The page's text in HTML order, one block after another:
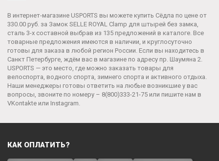
В интернет-магазине USPORTS вы можете купить Сёдла по цене от
330.00 руб. за Замок SELLE ROYAL Clamp для штырей без замка,
сталь 3-х составной выбрав из 135 предложений в каталоге. Все
товарные предложения имеются в наличии, и круглосуточно
готовы для заказа в любой регион России. Если вы находитесь в
Санкт Петербурге, ждём вас в магазине по адресу пр. Шаумяна 2.
USPORTS — это место, где можно заказать товары для
велоспорта, водного спорта, зимнего спорта и активного отдыха.
Наши менеджеры готовы ответить на любые возникшие у вас
вопросы, звоните по номеру – 8(800)333-21-75 или пишите нам в
VKontakte или Instagram.
КАК ОПЛАТИТЬ?